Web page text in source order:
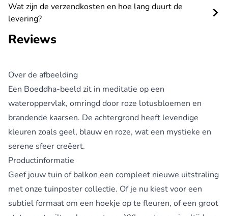
Wat zijn de verzendkosten en hoe lang duurt de
levering?
Reviews
Over de afbeelding
Een Boeddha-beeld zit in meditatie op een
wateroppervlak, omringd door roze lotusbloemen en
brandende kaarsen. De achtergrond heeft levendige
kleuren zoals geel, blauw en roze, wat een mystieke en
serene sfeer creëert.
Productinformatie
Geef jouw tuin of balkon een compleet nieuwe uitstraling
met onze tuinposter collectie. Of je nu kiest voor een
subtiel formaat om een hoekje op te fleuren, of een groot